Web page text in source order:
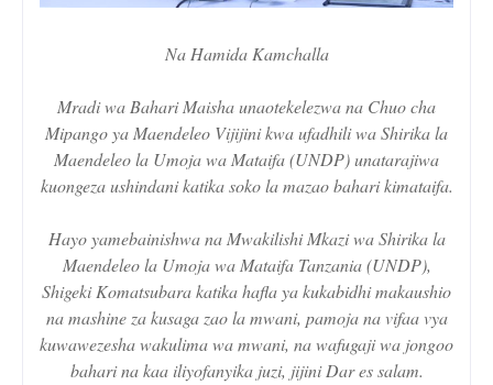
Na Hamida Kamchalla
Mradi wa Bahari Maisha unaotekelezwa na Chuo cha
Mipango ya Maendeleo Vijijini kwa ufadhili wa Shirika la
Maendeleo la Umoja wa Mataifa (UNDP) unatarajiwa
kuongeza ushindani katika soko la mazao bahari kimataifa.
Hayo yamebainishwa na Mwakilishi Mkazi wa Shirika la
Maendeleo la Umoja wa Mataifa Tanzania (UNDP),
Shigeki Komatsubara katika hafla ya kukabidhi makaushio
na mashine za kusaga zao la mwani, pamoja na vifaa vya
kuwawezesha wakulima wa mwani, na wafugaji wa jongoo
bahari na kaa iliyofanyika juzi, jijini Dar es salam.